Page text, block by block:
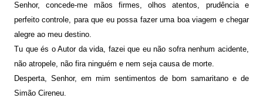
Senhor, concede-me mãos firmes, olhos atentos, prudência e
perfeito controle, para que eu possa fazer uma boa viagem e chegar
alegre ao meu destino.
Tu que és o Autor da vida, fazei que eu não sofra nenhum acidente,
não atropele, não fira ninguém e nem seja causa de morte.
Desperta, Senhor, em mim sentimentos de bom samaritano e de
Simão Cireneu.